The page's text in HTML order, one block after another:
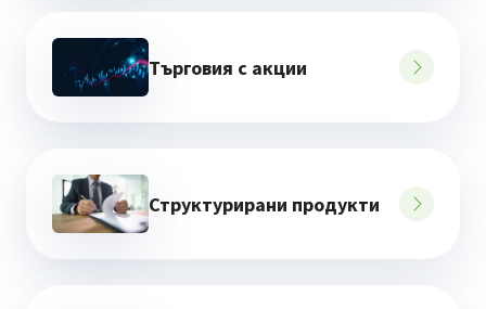
Търговия с акции
Структурирани продукти